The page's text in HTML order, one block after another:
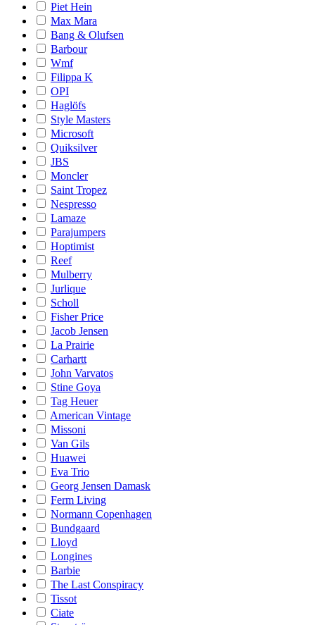
Piet Hein
Max Mara
Bang & Olufsen
Barbour
Wmf
Filippa K
OPI
Haglöfs
Style Masters
Microsoft
Quiksilver
JBS
Moncler
Saint Tropez
Nespresso
Lamaze
Parajumpers
Hoptimist
Reef
Mulberry
Jurlique
Scholl
Fisher Price
Jacob Jensen
La Prairie
Carhartt
John Varvatos
Stine Goya
Tag Heuer
American Vintage
Missoni
Van Gils
Huawei
Eva Trio
Georg Jensen Damask
Ferm Living
Normann Copenhagen
Bundgaard
Lloyd
Longines
Barbie
The Last Conspiracy
Tissot
Ciate